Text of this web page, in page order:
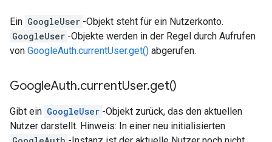
Ein GoogleUser -Objekt steht für ein Nutzerkonto.
GoogleUser -Objekte werden in der Regel durch Aufrufen
von GoogleAuth.currentUser.get() abgerufen.
GoogleAuth.currentUser.get()
Gibt ein GoogleUser -Objekt zurück, das den aktuellen
Nutzer darstellt. Hinweis: In einer neu initialisierten